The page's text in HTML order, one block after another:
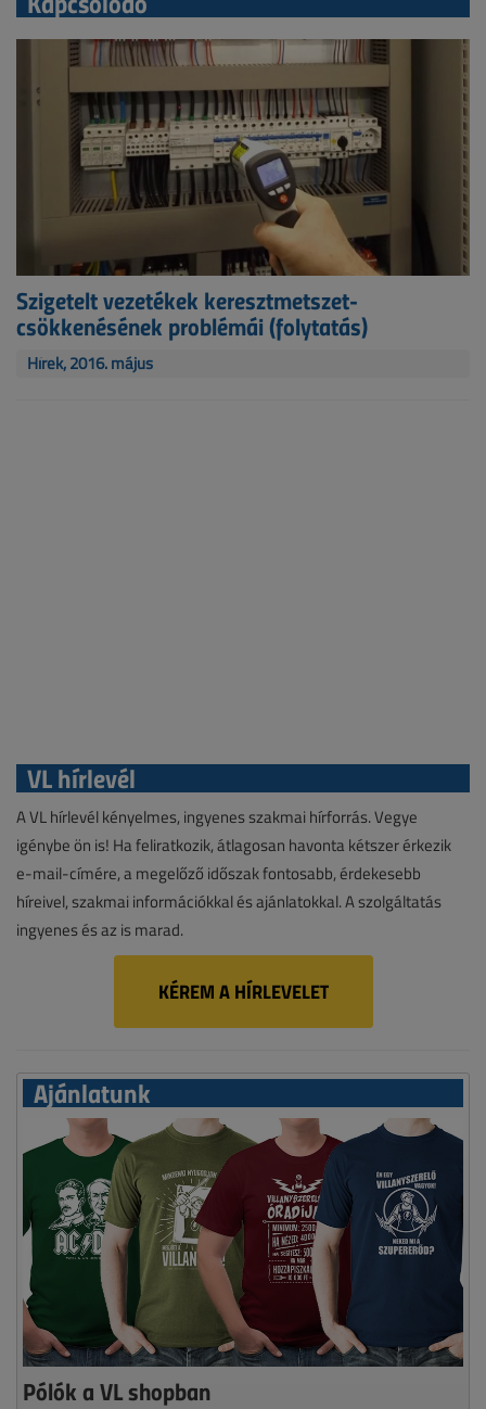
Szigetelt vezetékek keresztmetszet-
csökkenésének problémái (folytatás)
Hírek, 2016. május
VL hírlevél
A VL hírlevél kényelmes, ingyenes szakmai hírforrás. Vegye
igénybe ön is! Ha feliratkozik, átlagosan havonta kétszer érkezik
e-mail-címére, a megelőző időszak fontosabb, érdekesebb
híreivel, szakmai információkkal és ajánlatokkal. A szolgáltatás
ingyenes és az is marad.
KÉREM A HÍRLEVELET
Ajánlatunk
Pólók a VL shopban